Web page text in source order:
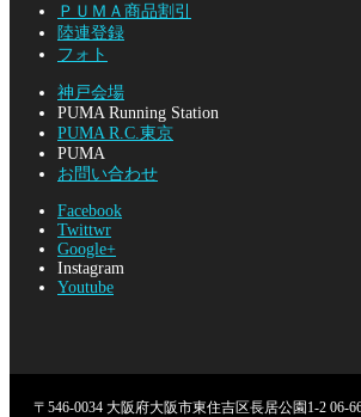
ＰＵＭＡ商品割引
陸連登録
フォト
神戸会場
PUMA Running Station
PUMA R.C.東京
PUMA
お問い合わせ
Facebook
Twittwr
Google+
Instagram
Youtube
〒546-0034 大阪府大阪市東住吉区長居公園1-2 06-